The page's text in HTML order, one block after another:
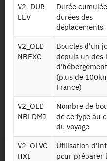
V2_DUR
EEV
Durée cumulée des
durées des
déplacements
V2_OLD
NBEXC
Boucles d'un jour
depuis un des
d'hébergement
(plus de
France)
V2_OLD
NBLDMJ
Nombre de boucles
de ce type au
du voyage
V2_OLVC
HXI
Utilisation d'internet
pour préparer
Ce suivi vise d'une part, à
et de connaître avec une
départ et les temps de
Il permet, d'autre part,
méthodes classiques ne
courts et parcours
de l'itinéraire, etc.).
Identifiant
2007-2008 : https://